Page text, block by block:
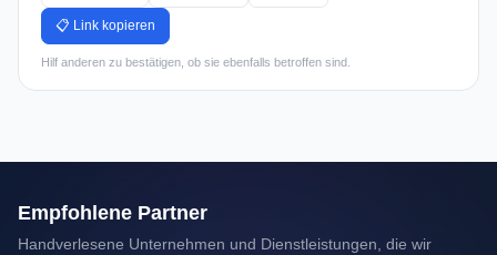
📋 Link kopieren
Hilf anderen zu bestätigen, ob sie ebenfalls betroffen sind.
Empfohlene Partner
Handverlesene Unternehmen und Dienstleistungen, die wir